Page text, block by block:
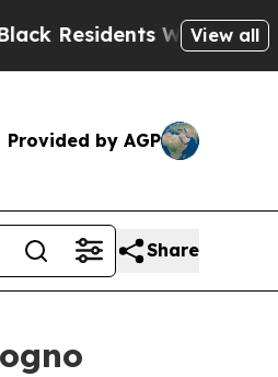
Warned of Abusive
View all
Provided by AGP
Share